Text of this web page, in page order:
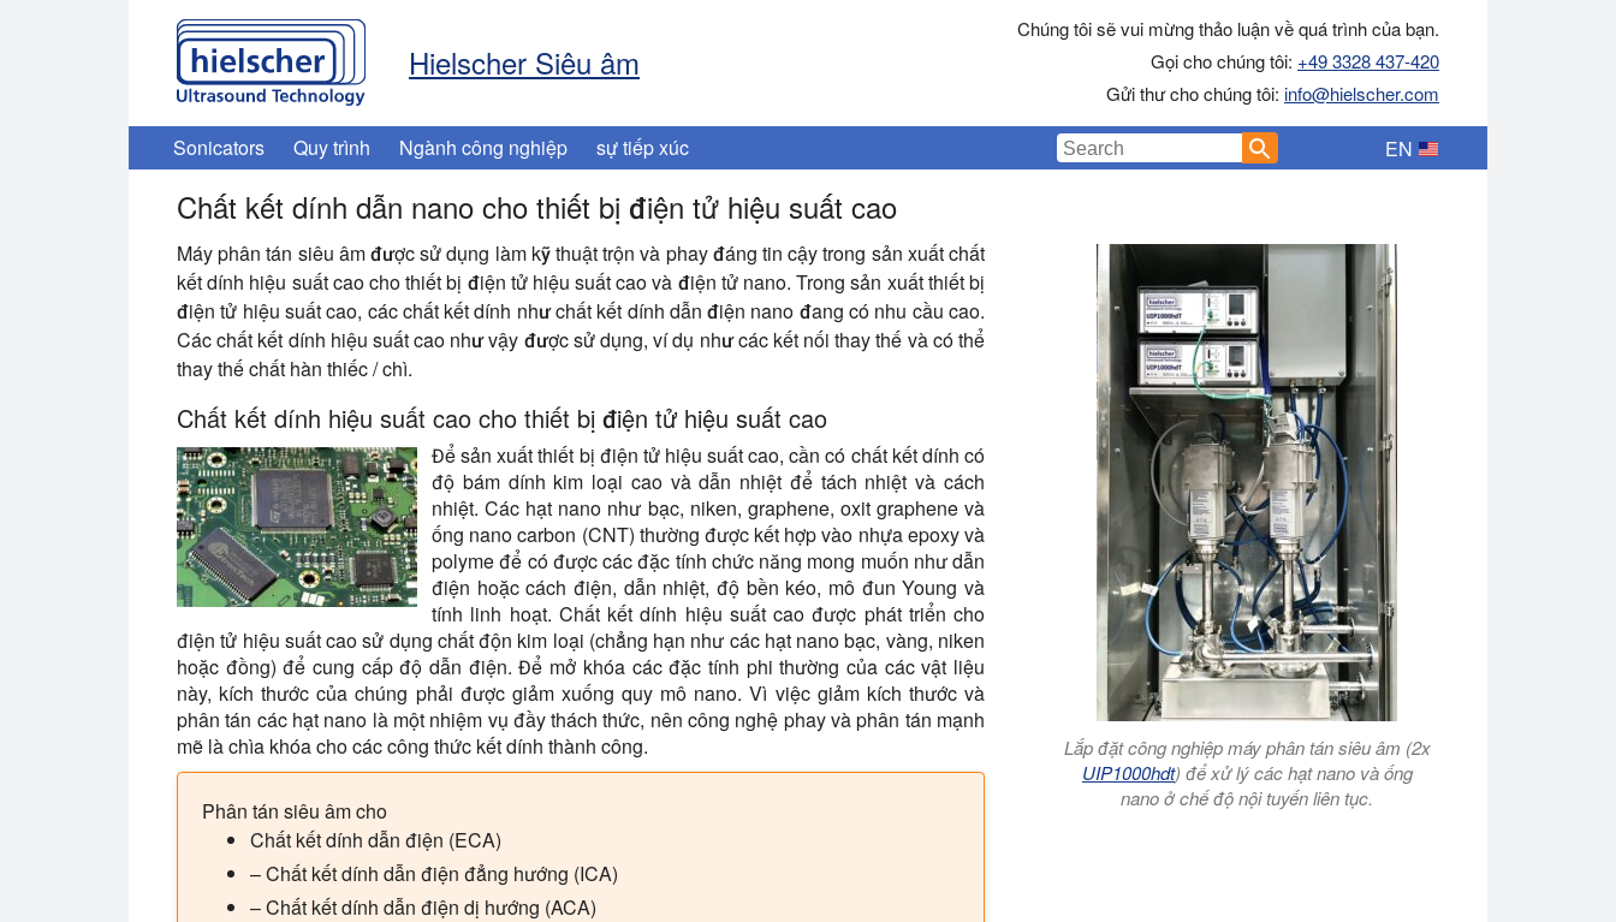
Hielscher Siêu âm
Chúng tôi sẽ vui mừng thảo luận về quá trình của bạn.
Gọi cho chúng tôi: +49 3328 437-420
Gửi thư cho chúng tôi: info@hielscher.com
Sonicators Quy trình Ngành công nghiệp sự tiếp xúc EN
Chất kết dính dẫn nano cho thiết bị điện tử hiệu suất cao
Máy phân tán siêu âm được sử dụng làm kỹ thuật trộn và phay đáng tin cậy trong sản xuất chất
kết dính hiệu suất cao cho thiết bị điện tử hiệu suất cao và điện tử nano. Trong sản xuất thiết bị
điện tử hiệu suất cao, các chất kết dính như chất kết dính dẫn điện nano đang có nhu cầu cao.
Các chất kết dính hiệu suất cao như vậy được sử dụng, ví dụ như các kết nối thay thế và có thể
thay thế chất hàn thiếc / chì.
Chất kết dính hiệu suất cao cho thiết bị điện tử hiệu suất cao
Để sản xuất thiết bị điện tử hiệu suất cao, cần có chất kết dính có
độ bám dính kim loại cao và dẫn nhiệt để tách nhiệt và cách
nhiệt. Các hạt nano như bạc, niken, graphene, oxit graphene và
ống nano carbon (CNT) thường được kết hợp vào nhựa epoxy và
polyme để có được các đặc tính chức năng mong muốn như dẫn
điện hoặc cách điện, dẫn nhiệt, độ bền kéo, mô đun Young và
tính linh hoạt. Chất kết dính hiệu suất cao được phát triển cho
điện tử hiệu suất cao sử dụng chất độn kim loại (chẳng hạn như các hạt nano bạc, vàng, niken
hoặc đồng) để cung cấp độ dẫn điện. Để mở khóa các đặc tính phi thường của các vật liệu
này, kích thước của chúng phải được giảm xuống quy mô nano. Vì việc giảm kích thước và
phân tán các hạt nano là một nhiệm vụ đầy thách thức, nên công nghệ phay và phân tán mạnh
mẽ là chìa khóa cho các công thức kết dính thành công.
Phân tán siêu âm cho
Chất kết dính dẫn điện (ECA)
– Chất kết dính dẫn điện đẳng hướng (ICA)
– Chất kết dính dẫn điện dị hướng (ACA)
Lắp đặt công nghiệp máy phân tán siêu âm (2x
UIP1000hdt) để xử lý các hạt nano và ống
nano ở chế độ nội tuyến liên tục.